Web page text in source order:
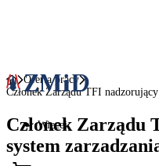
Więcej
Oferta pracy
Członek Zarządu TFI
Członek Zarządu
system